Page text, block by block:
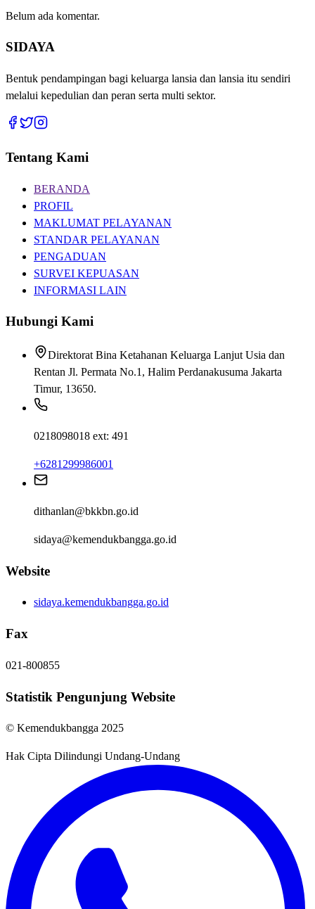
Belum ada komentar.
SIDAYA
Bentuk pendampingan bagi keluarga lansia dan lansia itu sendiri
melalui kepedulian dan peran serta multi sektor.
Tentang Kami
BERANDA
PROFIL
MAKLUMAT PELAYANAN
STANDAR PELAYANAN
PENGADUAN
SURVEI KEPUASAN
INFORMASI LAIN
Hubungi Kami
Direktorat Bina Ketahanan Keluarga Lanjut Usia dan
Rentan Jl. Permata No.1, Halim Perdanakusuma Jakarta
Timur, 13650.
0218098018 ext: 491
+6281299986001
dithanlan@bkkbn.go.id
sidaya@kemendukbangga.go.id
Website
sidaya.kemendukbangga.go.id
Fax
021-800855
Statistik Pengunjung Website
© Kemendukbangga 2025
Hak Cipta Dilindungi Undang-Undang